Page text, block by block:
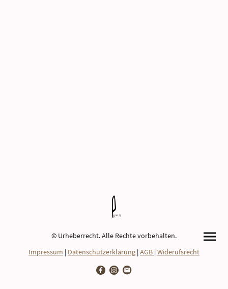
© Urheberrecht. Alle Rechte vorbehalten.
Impressum | Datenschutzerklärung | AGB | Widerufsrecht